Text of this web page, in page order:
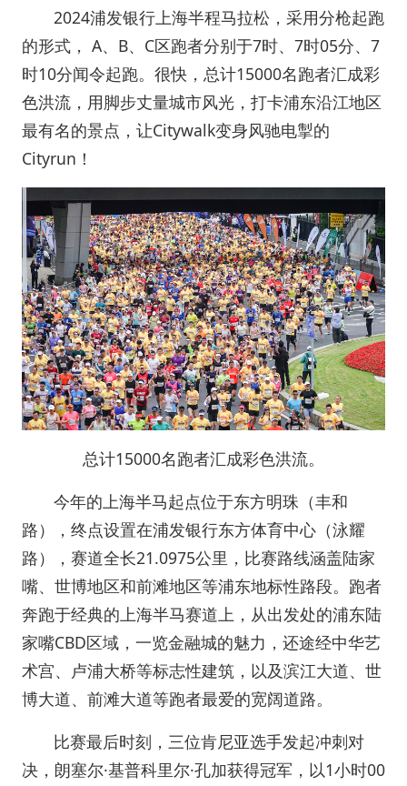
2024浦发银行上海半程马拉松，采用分枪起跑
的形式， A、B、C区跑者分别于7时、7时05分、7
时10分闻令起跑。很快，总计15000名跑者汇成彩
色洪流，用脚步丈量城市风光，打卡浦东沿江地区
最有名的景点，让Citywalk变身风驰电掣的
Cityrun！
总计15000名跑者汇成彩色洪流。
今年的上海半马起点位于东方明珠（丰和
路），终点设置在浦发银行东方体育中心（泳耀
路），赛道全长21.0975公里，比赛路线涵盖陆家
嘴、世博地区和前滩地区等浦东地标性路段。跑者
奔跑于经典的上海半马赛道上，从出发处的浦东陆
家嘴CBD区域，一览金融城的魅力，还途经中华艺
术宫、卢浦大桥等标志性建筑，以及滨江大道、世
博大道、前滩大道等跑者最爱的宽阔道路。
比赛最后时刻，三位肯尼亚选手发起冲刺对
决，朗塞尔·基普科里尔·孔加获得冠军，以1小时00